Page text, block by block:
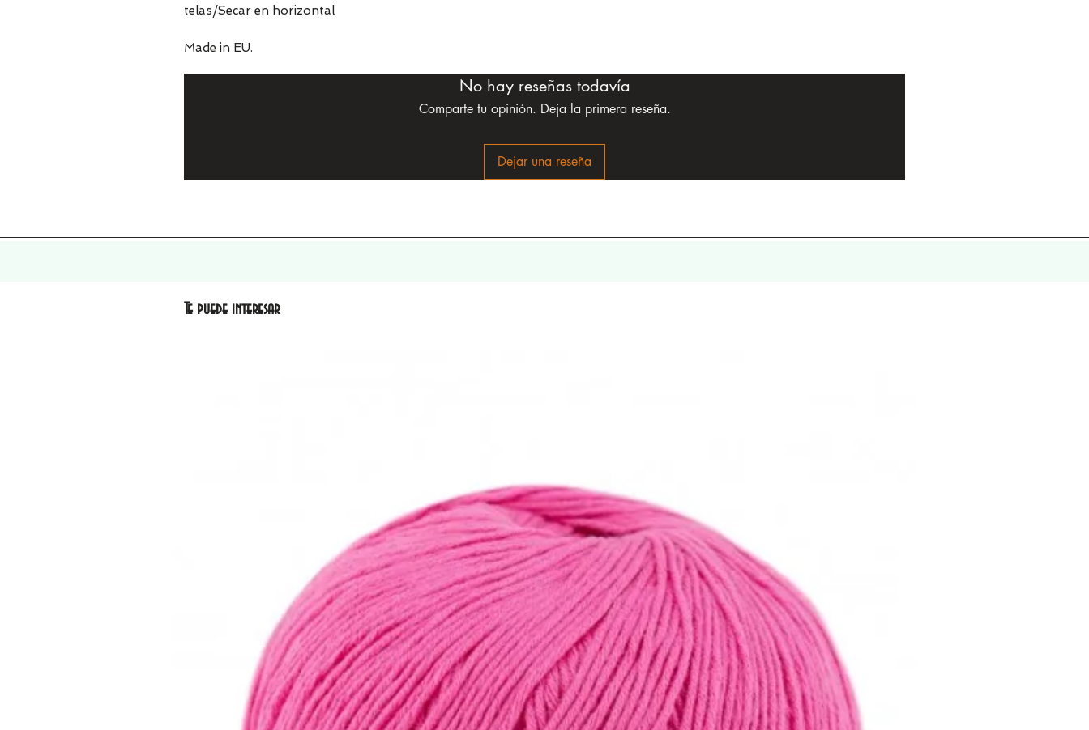
telas/Secar en horizontal
Made in EU.
No hay reseñas todavía
Comparte tu opinión. Deja la primera reseña.
Dejar una reseña
Te puede interesar